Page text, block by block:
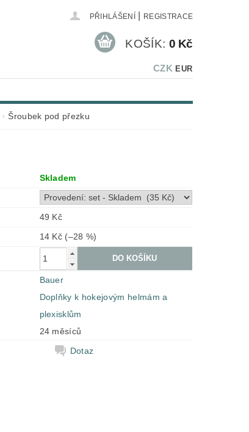
PŘIHLÁŠENÍ REGISTRACE
CZK EUR
KOŠÍK: 0 Kč
Šroubek pod přezku
Skladem
49 Kč
14 Kč (–28 %)
Bauer
Doplňky k hokejovým helmám a
plexisklům
24 měsíců
Dotaz